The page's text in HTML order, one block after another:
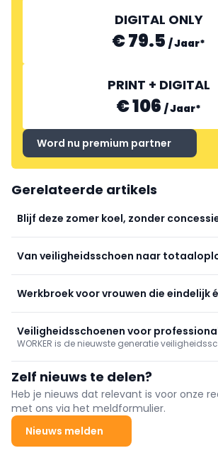
DIGITAL ONLY
€ 79.5 /Jaar*
PRINT + DIGITAL
€ 106 /Jaar*
Word nu premium partner
Gerelateerde artikels
Blijf deze zomer koel, zonder
Van veiligheidsschoen naar
Werkbroek voor vrouwen die eindelijk
Veiligheidsschoenen voor
WORKER is de nieuwste generatie
betrouwbaarheid, comfort en duurzaamheid,
gereedschap in sectoren waar werkschoenen
alleen een accessoire. Met stabiliteit,
stevige, knellende pasvorm biedt WORKER
slijtvastheid op uiteenlopende ondergronden.
bouwplaats werkt, in een magazijn of in een
omgeving, met WORKER ben je klaar voor
Zelf nieuws te delen?
Heb je nieuws dat relevant is voor onze
met ons via het meldformulier.
Nieuws melden